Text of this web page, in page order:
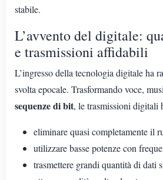
stabile.
L’avvento del digitale:
e trasmissioni affidabili
L’ingresso della tecnologia digitale ha
svolta epocale. Trasformando voce,
sequenze di bit, le trasmissioni digitali
eliminare quasi completamente il
utilizzare basse potenze con
trasmettere grandi quantità di dati